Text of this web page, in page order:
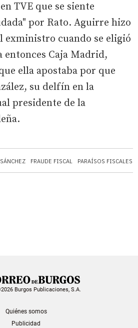
FRAUDE FISCAL PARAÍSOS FISCALES
TVE que se siente
por Rato. Aguirre hizo
exministro cuando se eligió
entonces Caja Madrid,
ella apostaba por que
su delfín en la
presidente de la
Burgos Publicaciones, S.A.
Quiénes somos
Publicidad